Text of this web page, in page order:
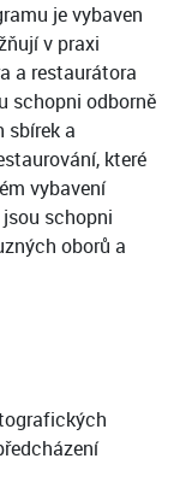
je vybaven
v praxi
a restaurátora
schopni odborně
a
které
vybavení
schopni
oborů a